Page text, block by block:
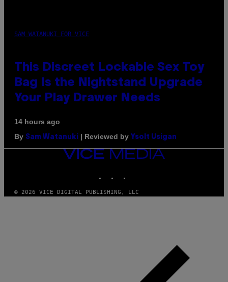
SAM WATANUKI FOR VICE
This Discreet Lockable Sex Toy
Bag Is the Nightstand Upgrade
Your Play Drawer Needs
14 hours ago
By Sam Watanuki | Reviewed by Ysolt Usigan
VICE
MEDIA
© 2026 VICE DIGITAL PUBLISHING, LLC